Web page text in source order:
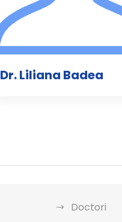
Dr. Liliana Badea
Doctori